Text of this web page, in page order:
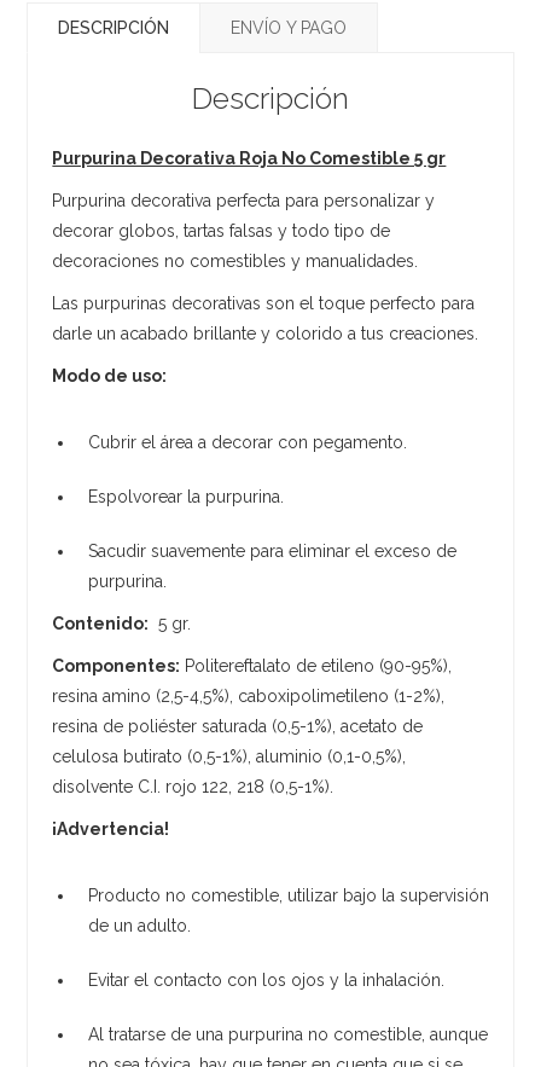
DESCRIPCIÓN ENVÍO Y PAGO
Descripción
Purpurina Decorativa Roja No Comestible 5 gr
Purpurina decorativa perfecta para personalizar y
decorar globos, tartas falsas y todo tipo de
decoraciones no comestibles y manualidades.
Las purpurinas decorativas son el toque perfecto para
darle un acabado brillante y colorido a tus creaciones.
Modo de uso:
Cubrir el área a decorar con pegamento.
Espolvorear la purpurina.
Sacudir suavemente para eliminar el exceso de
purpurina.
Contenido: 5 gr.
Componentes: Politereftalato de etileno (90-95%),
resina amino (2,5-4,5%), caboxipolimetileno (1-2%),
resina de poliéster saturada (0,5-1%), acetato de
celulosa butirato (0,5-1%), aluminio (0,1-0,5%),
disolvente C.I. rojo 122, 218 (0,5-1%).
¡Advertencia!
Producto no comestible, utilizar bajo la supervisión
de un adulto.
Evitar el contacto con los ojos y la inhalación.
Al tratarse de una purpurina no comestible, aunque